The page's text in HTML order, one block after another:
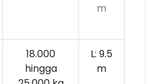
m
18.000
hingga
L: 9.5
m